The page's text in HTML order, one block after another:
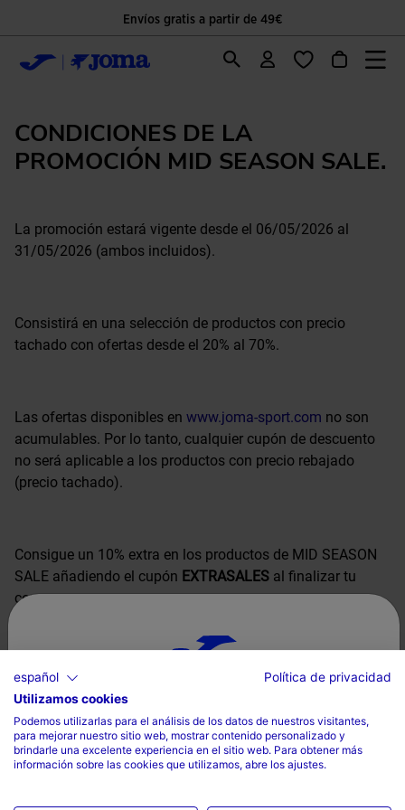
Envíos gratis a partir de 49€
CONDICIONES DE LA
PROMOCIÓN MID SEASON SALE.
La promoción estará vigente desde el 06/05/2026 al
31/05/2026 (ambos incluidos).
Consistirá en una selección de productos con precio
tachado con ofertas desde el 20% al 70%.
Las ofertas disponibles en www.joma-sport.com no son
acumulables. Por lo tanto, cualquier cupón de descuento
no será aplicable a los productos con precio rebajado
(precio tachado).
Consigue un 10% extra en los productos de MID SEASON
SALE añadiendo el cupón EXTRASALES al finalizar tu
compra.
La promoción es exclusiva en la web oficial de JOMA
SPORT y se reserva el derecho a anularla o modificarla.
VER PRODUCTOS
Selecciona tu país e idioma
País
español
Política de privacidad
Utilizamos cookies
Podemos utilizarlas para el análisis de los datos de nuestros visitantes,
para mejorar nuestro sitio web, mostrar contenido personalizado y
brindarle una excelente experiencia en el sitio web. Para obtener más
información sobre las cookies que utilizamos, abre los ajustes.